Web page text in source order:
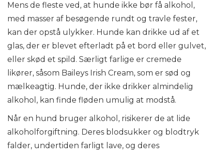
Mens de fleste ved, at hunde ikke bør få alkohol,
med masser af besøgende rundt og travle fester,
kan der opstå ulykker. Hunde kan drikke ud af et
glas, der er blevet efterladt på et bord eller gulvet,
eller skød et spild. Særligt farlige er cremede
likører, såsom Baileys Irish Cream, som er sød og
mælkeagtig. Hunde, der ikke drikker almindelig
alkohol, kan finde fløden umulig at modstå.
Når en hund bruger alkohol, risikerer de at lide
alkoholforgiftning. Deres blodsukker og blodtryk
falder, undertiden farligt lave, og deres